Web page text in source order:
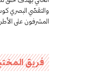
والتقصّي البصري
المشرفون على
فريق